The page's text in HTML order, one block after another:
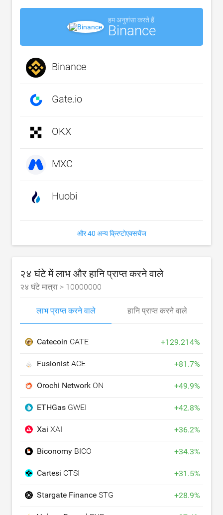
हम अनुशंसा करते हैं
Binance
Binance
Gate.io
OKX
MXC
Huobi
और 40 अन्य क्रिप्टोएक्सचेंज
२४ घंटे में लाभ और हानि प्राप्त करने वाले
२४ घंटे मात्रा > 10000000
लाभ प्राप्त करने वाले हानि प्राप्त करने वाले
Catecoin CATE +129.214%
Fusionist ACE +81.7%
Orochi Network ON +49.9%
ETHGas GWEI +42.8%
Xai XAI +36.2%
Biconomy BICO +34.3%
Cartesi CTSI +31.5%
Stargate Finance STG +28.9%